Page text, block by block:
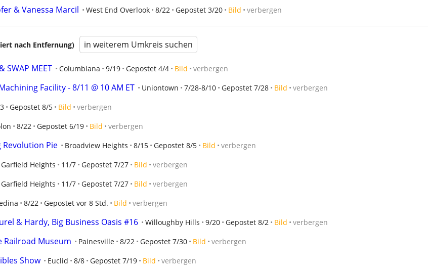
& Vanessa Marcil West End Overlook 8/22 Gepostet 3/20 Bild verbergen
nach Entfernung) in weiterem Umkreis suchen
SWAP MEET Columbiana 9/19 Gepostet 4/4 Bild verbergen
Facility - 8/11 @ 10 AM ET Uniontown 7/28-8/10 Gepostet 7/28 Bild verbergen
Gepostet 8/5 Bild verbergen
8/22 Gepostet 6/19 Bild verbergen
Revolution Pie Broadview Heights 8/15 Gepostet 8/5 Bild verbergen
Garfield Heights 11/7 Gepostet 7/27 Bild verbergen
Garfield Heights 11/7 Gepostet 7/27 Bild verbergen
8/22 Gepostet vor 8 Std. Bild verbergen
& Hardy, Big Business Oasis #16 Willoughby Hills 9/20 Gepostet 8/2 Bild verbergen
Railroad Museum Painesville 8/22 Gepostet 7/30 Bild verbergen
Show Euclid 8/8 Gepostet 7/19 Bild verbergen